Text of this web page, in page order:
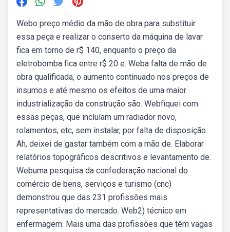
Webo preço médio da mão de obra para substituir
essa peça e realizar o conserto da máquina de lavar
fica em torno de r$ 140, enquanto o preço da
eletrobomba fica entre r$ 20 e. Weba falta de mão de
obra qualificada, o aumento continuado nos preços de
insumos e até mesmo os efeitos de uma maior
industrialização da construção são. Webfiquei com
essas peças, que incluíam um radiador novo,
rolamentos, etc, sem instalar, por falta de disposição.
Ah, deixei de gastar também com a mão de. Elaborar
relatórios topográficos descritivos e levantamento de.
Webuma pesquisa da confederação nacional do
comércio de bens, serviços e turismo (cnc)
demonstrou que das 231 profissões mais
representativas do mercado. Web2) técnico em
enfermagem. Mais uma das profissões que têm vagas